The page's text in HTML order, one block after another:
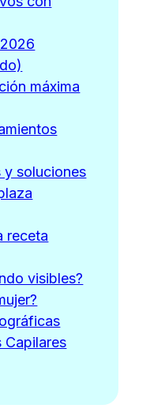
máxima
y soluciones
receta
visibles?
Capilares